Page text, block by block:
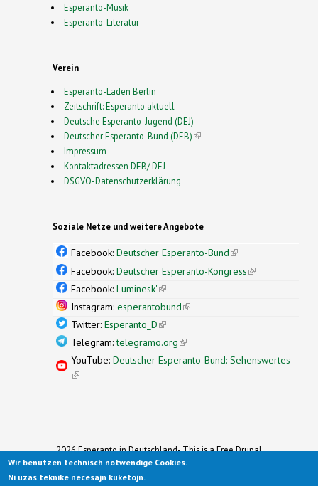
Esperanto-Musik
Esperanto-Literatur
Verein
Esperanto-Laden Berlin
Zeitschrift: Esperanto aktuell
Deutsche Esperanto-Jugend (DEJ)
Deutscher Esperanto-Bund (DEB)(link is external)
Impressum
Kontaktadressen DEB/ DEJ
DSGVO-Datenschutzerklärung
Soziale Netze und weitere Angebote
Facebook: Deutscher Esperanto-Bund(link is
external)
Facebook: Deutscher Esperanto-Kongress(link is
Facebook: Luminesk'(link is external)
Instagram: esperantobund(link is external)
Twitter: Esperanto_D(link is external)
Telegram:telegramo.org(link is external)
YouTube: Deutscher Esperanto-Bund: Sehenswertes
(link is external)
2026 Esperanto in Deutschland- This is a Free Drupal
Theme
Ported to Drupal for the Open Source Community by
Wir benutzen technisch notwendige Cookies.
Ni uzas teknike necesajn kuketojn.